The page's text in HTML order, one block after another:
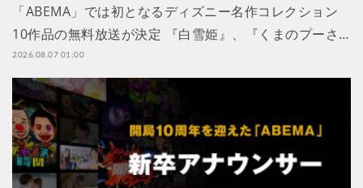
「ABEMA」では初となるディズニー名作コレクション
10作品の無料放送が決定 『白雪姫』、『くまのプーさ…
2026.08.07 01:00